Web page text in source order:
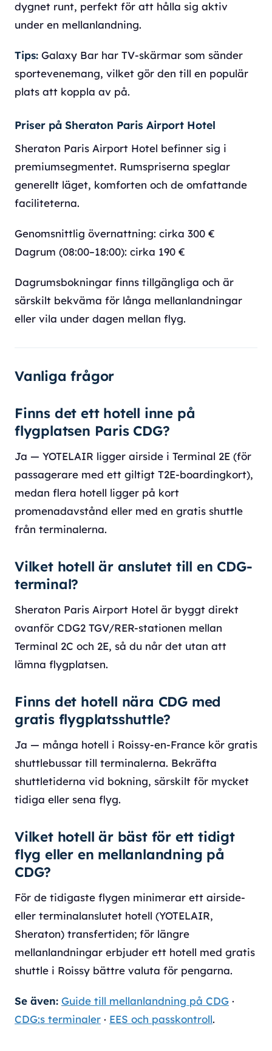
dygnet runt, perfekt för att hålla sig aktiv
under en mellanlandning.
Tips: Galaxy Bar har TV-skärmar som sänder
sportevenemang, vilket gör den till en populär
plats att koppla av på.
Priser på Sheraton Paris Airport Hotel
Sheraton Paris Airport Hotel befinner sig i
premiumsegmentet. Rumspriserna speglar
generellt läget, komforten och de omfattande
faciliteterna.
Genomsnittlig övernattning: cirka 300 €
Dagrum (08:00–18:00): cirka 190 €
Dagrumsbokningar finns tillgängliga och är
särskilt bekväma för långa mellanlandningar
eller vila under dagen mellan flyg.
Vanliga frågor
Finns det ett hotell inne på
flygplatsen Paris CDG?
Ja — YOTELAIR ligger airside i Terminal 2E (för
passagerare med ett giltigt T2E-boardingkort),
medan flera hotell ligger på kort
promenadavstånd eller med en gratis shuttle
från terminalerna.
Vilket hotell är anslutet till en CDG-
terminal?
Sheraton Paris Airport Hotel är byggt direkt
ovanför CDG2 TGV/RER-stationen mellan
Terminal 2C och 2E, så du når det utan att
lämna flygplatsen.
Finns det hotell nära CDG med
gratis flygplatsshuttle?
Ja — många hotell i Roissy-en-France kör gratis
shuttlebussar till terminalerna. Bekräfta
shuttletiderna vid bokning, särskilt för mycket
tidiga eller sena flyg.
Vilket hotell är bäst för ett tidigt
flyg eller en mellanlandning på
CDG?
För de tidigaste flygen minimerar ett airside-
eller terminalanslutet hotell (YOTELAIR,
Sheraton) transfertiden; för längre
mellanlandningar erbjuder ett hotell med gratis
shuttle i Roissy bättre valuta för pengarna.
Se även: Guide till mellanlandning på CDG ·
CDG:s terminaler · EES och passkontroll.